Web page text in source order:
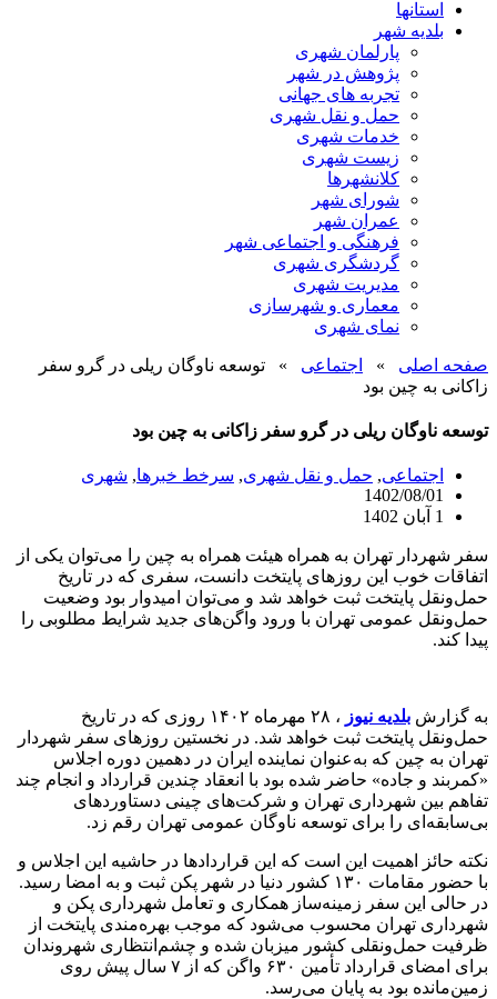
استانها
بلدیه شهر
پارلمان شهری
پژوهش در شهر
تجربه های جهانی
حمل و نقل شهری
خدمات شهری
زیست شهری
کلانشهرها
شورای شهر
عمران شهر
فرهنگی و اجتماعی شهر
گردشگری شهری
مدیریت شهری
معماری و شهرسازی
نمای شهری
صفحه اصلی » اجتماعی » توسعه ناوگان ریلی در گرو سفر
زاکانی به چین بود
توسعه ناوگان ریلی در گرو سفر زاکانی به چین بود
اجتماعی, حمل و نقل شهری, سرخط خبرها, شهری
1402/08/01
1 آبان 1402
سفر شهردار تهران به همراه هیئت همراه به چین را می‌توان یکی از
اتفاقات خوب این روزهای پایتخت دانست، سفری که در تاریخ
حمل‌ونقل پایتخت ثبت خواهد شد و می‌توان امیدوار بود وضعیت
حمل‌ونقل عمومی تهران با ورود واگن‌های جدید شرایط مطلوبی را
پیدا کند.
به گزارش بلدیه نیوز
، ۲۸ مهرماه ۱۴۰۲ روزی که در تاریخ
حمل‌ونقل پایتخت ثبت خواهد شد. در نخستین روزهای سفر شهردار
تهران به چین که به‌عنوان نماینده ایران در دهمین دوره اجلاس
«کمربند و جاده» حاضر شده بود با انعقاد چندین قرارداد و انجام چند
تفاهم بین شهرداری تهران و شرکت‌های چینی دستاوردهای
بی‌سابقه‌ای را برای توسعه ناوگان عمومی تهران رقم زد.
نکته حائز اهمیت این است که این قراردادها در حاشیه این اجلاس و
با حضور مقامات ۱۳۰ کشور دنیا در شهر پکن ثبت و به امضا رسید.
در حالی این سفر زمینه‌ساز همکاری و تعامل شهرداری پکن و
شهرداری تهران محسوب می‌شود که موجب بهره‌مندی پایتخت از
ظرفیت حمل‌ونقلی کشور میزبان شده و چشم‌انتظاری شهروندان
برای امضای قرارداد تأمین ۶۳۰ واگن که از ۷ سال پیش روی
زمین‌مانده بود به پایان می‌رسد.